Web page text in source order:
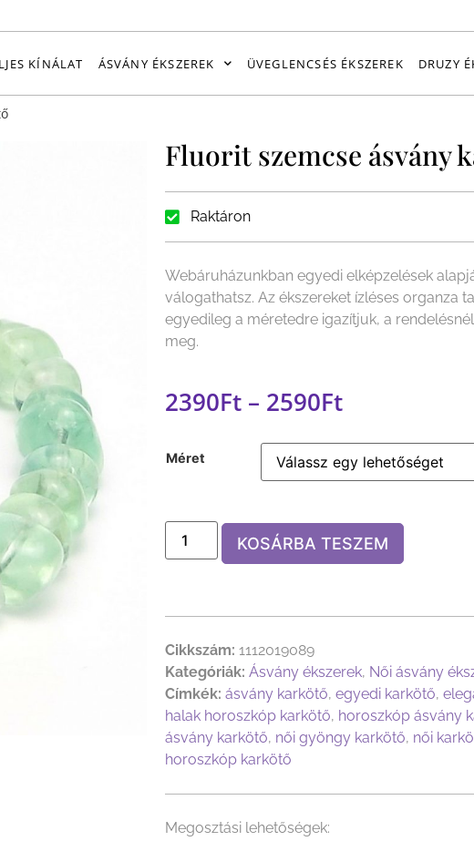
KÍNÁLAT ÁSVÁNY ÉKSZEREK ÜVEGLENCSÉS ÉKSZEREK DRUZY
Fluorit szemcse ásvány
Raktáron
Webáruházunkban egyedi elképzelések
válogathatsz. Az ékszereket ízléses organza
egyedileg a méretedre igazítjuk, a
meg.
2390Ft – 2590Ft
Méret
KOSÁRBA TESZEM
Cikkszám: 1112019089
Kategóriák: Ásvány ékszerek, Női ásvány
Címkék: ásvány karkötő, egyedi karkötő,
halak horoszkóp karkötő, horoszkóp ásvány
ásvány karkötő, női gyöngy karkötő, női
horoszkóp karkötő
Megosztási lehetőségek: